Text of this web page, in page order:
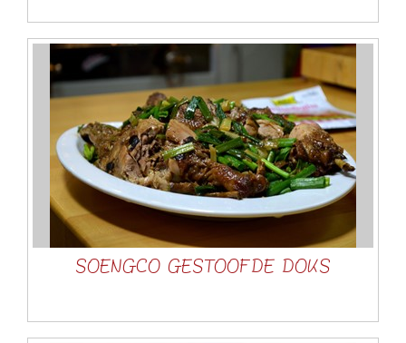
SOENGCO GESTOOFDE DOKS